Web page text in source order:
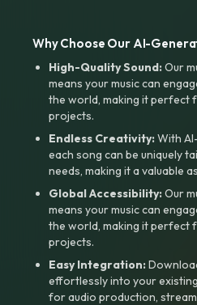
Why Choose Our AI-
High-Quality Sound:Our
means your music can
the world, making it perfect
projects.
Endless Creativity:With
each song can be uniquely
needs, making it a valuable
Global Accessibility:Our
means your music can
the world, making it perfect
projects.
Easy Integration:
effortlessly into your
for audio production,